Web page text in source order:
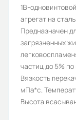
Мощность
11
Давление
10
Давление
MПа (кгс/
1,0
1В-
агрегат на
Предназначен
загрязненных
частиц до 5%
Вязкость
мПа*с.
Высота